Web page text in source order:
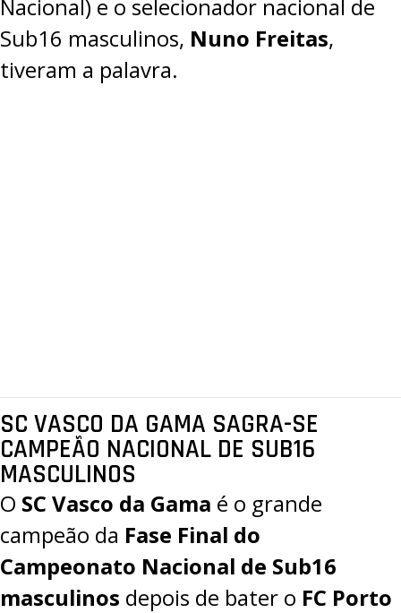
Nacional) e o selecionador nacional de
Sub16 masculinos, Nuno Freitas,
tiveram a palavra.
SC VASCO DA GAMA SAGRA-SE
CAMPEÃO NACIONAL DE SUB16
MASCULINOS
O SC Vasco da Gama é o grande
campeão da Fase Final do
Campeonato Nacional de Sub16
masculinos depois de bater o FC Porto